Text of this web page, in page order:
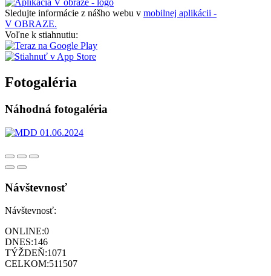
Sledujte informácie z nášho webu v mobilnej aplikácii -
V OBRAZE.
Voľne k stiahnutiu:
Fotogaléria
Náhodná fotogaléria
Návštevnosť
Návštevnosť:
ONLINE:0
DNES:146
TÝŽDEŇ:1071
CELKOM:511507